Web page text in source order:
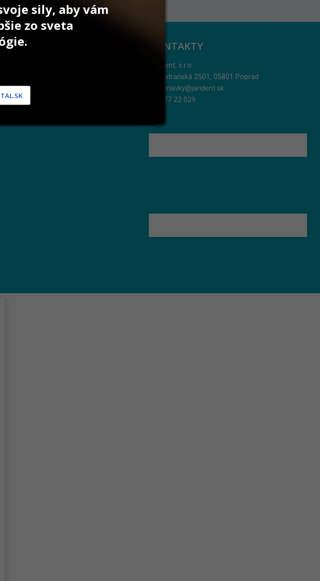
KONTAKTY
Jarident, s.r.o.
Podtatranská 2501, 05801 Poprad
objednavky@jarident.sk
052/77 22 029
sily, aby vám
zo sveta